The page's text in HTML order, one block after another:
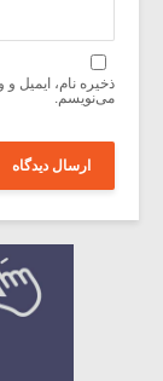
ذخیره نام، ایمیل
می‌نویسم.